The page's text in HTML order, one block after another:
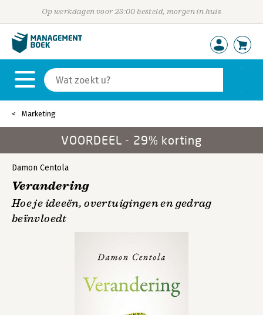
Op werkdagen voor 23:00 besteld, morgen in huis
Marketing
VOORDEEL - 29% korting
Damon Centola
Verandering
Hoe je ideeën, overtuigingen en gedrag
beïnvloedt